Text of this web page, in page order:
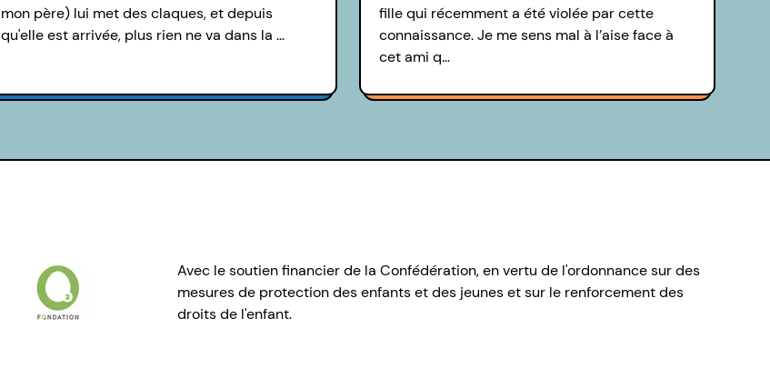
mon père) lui met des claques, et depuis
qu'elle est arrivée, plus rien ne va dans la …
fille qui récemment a été violée par cette
connaissance. Je me sens mal à l’aise face à
cet ami q…
Avec le soutien financier de la Confédération, en vertu de l'ordonnance sur des
mesures de protection des enfants et des jeunes et sur le renforcement des
droits de l'enfant.